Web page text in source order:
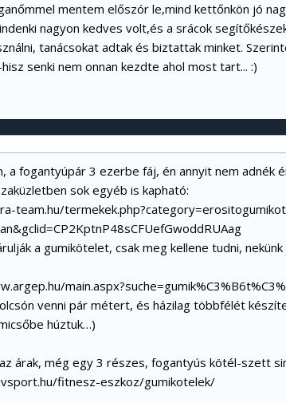
mentem előszór le,mind kettőnkön jó
nagyon kedves volt,és a srácok
tanácsokat adtak és biztattak minket.
senki nem onnan kezdte ahol most tart... :)
a fogantyúpár 3 ezerbe fáj, én annyit nem adnék
sok egyéb is kapható:
team.hu/
a gumikötelet, csak meg kellene tudni,
venni pár métert, és házilag többfélét
húztuk…)
árak, még egy 3 részes, fogantyús kötél-szett
fitnesz-eszkoz/gumikotelek/